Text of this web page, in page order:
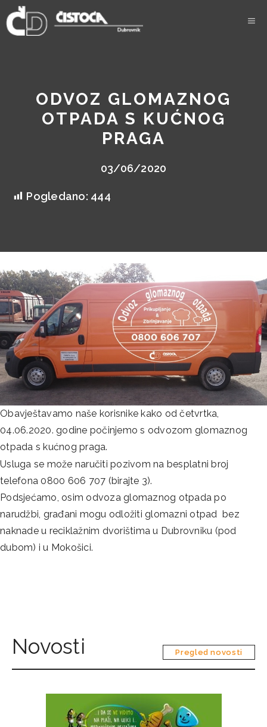
Skip
to
ODVOZ GLOMAZNOG
OTPADA S KUĆNOG
PRAGA
03/06/2020
Pogledano: 444
Obavještavamo naše korisnike kako od četvrtka,
04.06.2020. godine počinjemo s odvozom glomaznog
otpada s kućnog praga.
Usluga se može naručiti pozivom na besplatni broj
telefona 0800 606 707 (birajte 3).
Podsjećamo, osim odvoza glomaznog otpada po
narudžbi, građani mogu odložiti glomazni otpad bez
naknade u reciklažnim dvorištima u Dubrovniku (pod
dubom) i u Mokošici.
Novosti Pregled novosti